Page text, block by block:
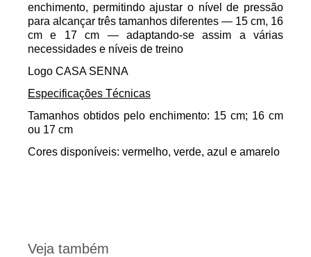
enchimento, permitindo ajustar o nível de pressão
para alcançar três tamanhos diferentes — 15 cm, 16
cm e 17 cm — adaptando-se assim a várias
necessidades e níveis de treino
Logo CASA SENNA
Especificações Técnicas
Tamanhos obtidos pelo enchimento: 15 cm; 16 cm
ou 17 cm
Cores disponíveis: vermelho, verde, azul e amarelo
Veja também